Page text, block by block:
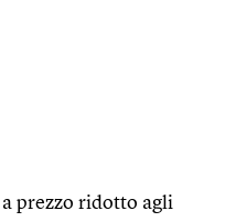
prezzo ridotto agli